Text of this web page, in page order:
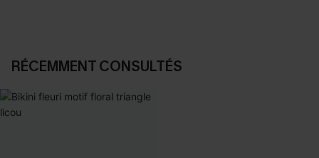
RÉCEMMENT CONSULTÉS